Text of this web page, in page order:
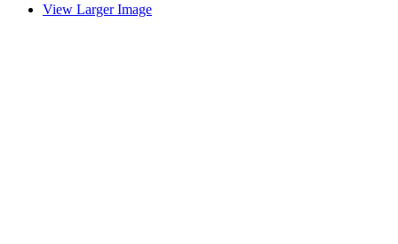
View Larger Image